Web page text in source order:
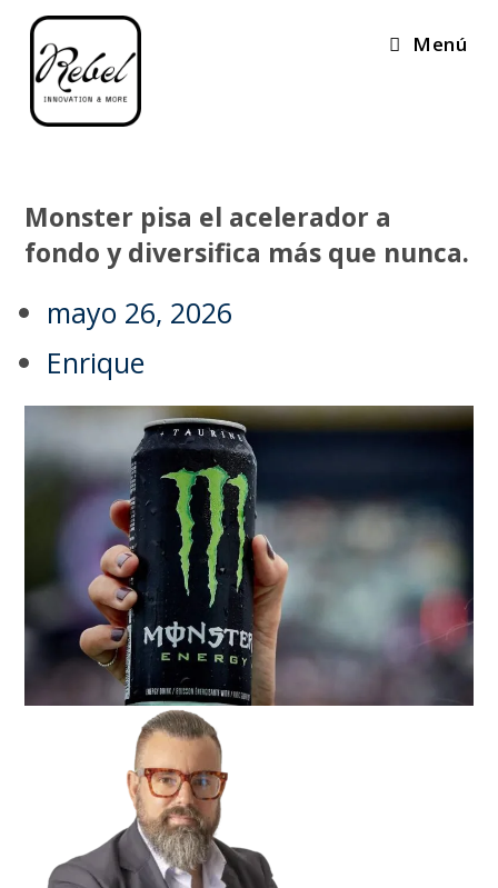
Menú
Monster pisa el acelerador a
fondo y diversifica más que nunca.
mayo 26, 2026
Enrique